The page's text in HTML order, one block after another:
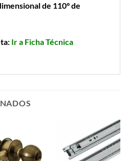
de 110° de
Ir a Ficha Técnica